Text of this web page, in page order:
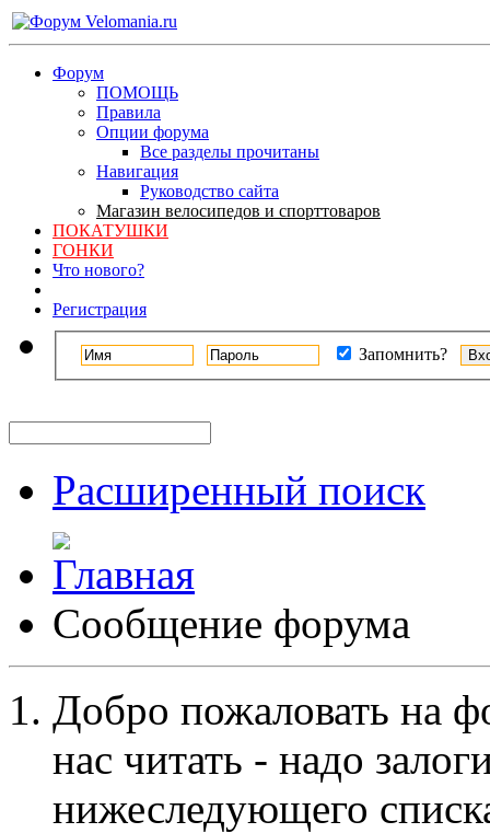
Форум
ПОМОЩЬ
Правила
Опции форума
Все разделы прочитаны
Навигация
Руководство сайта
Магазин велосипедов и спорттоваров
ПОКАТУШКИ
ГОНКИ
Что нового?
Регистрация
Запомнить?
Расширенный поиск
Сообщение форума
Добро пожаловать на
нас читать - надо
нижеследующего